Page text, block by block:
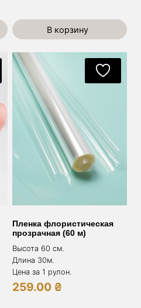
В корзину
Пленка флористическая
прозрачная (60 м)
Высота 60 см.
Длина 30м.
Цена за 1 рулон.
259.00 ₴